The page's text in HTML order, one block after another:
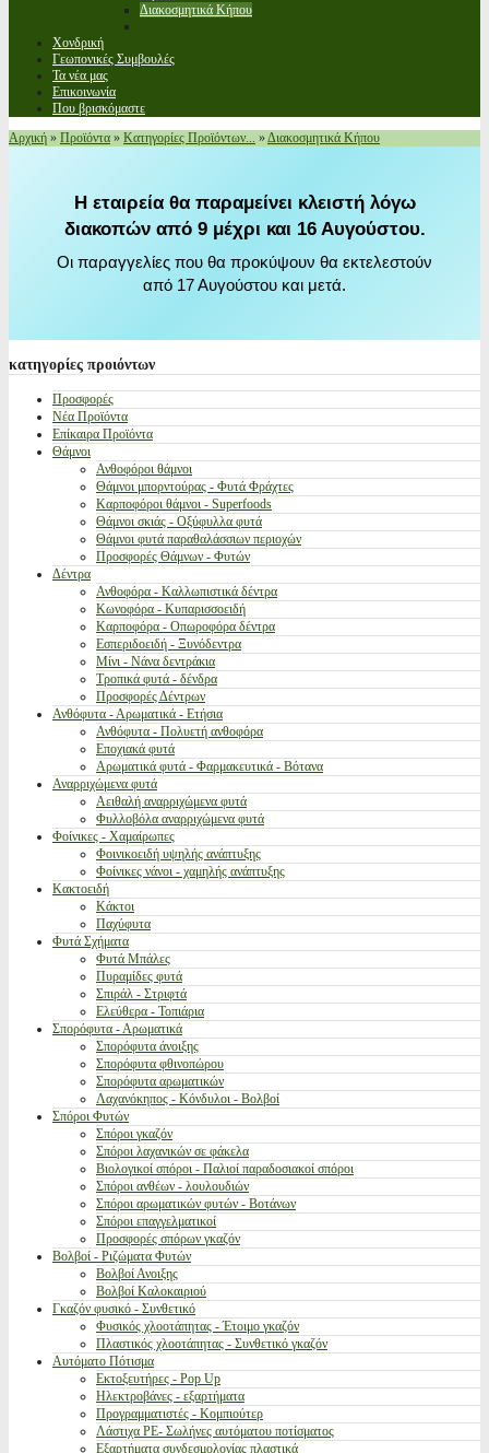
Διακοσμητικά Κήπου
Χονδρική
Γεωπονικές Συμβουλές
Τα νέα μας
Επικοινωνία
Που βρισκόμαστε
Αρχική » Προϊόντα » Κατηγορίες Προϊόντων... »Διακοσμητικά Κήπου
Η εταιρεία θα παραμείνει κλειστή λόγω
διακοπών από 9 μέχρι και 16 Αυγούστου.
Οι παραγγελίες που θα προκύψουν θα εκτελεστούν
από 17 Αυγούστου και μετά.
κατηγορίες προιόντων
Προσφορές
Νέα Προϊόντα
Επίκαιρα Προϊόντα
Θάμνοι
Ανθοφόροι θάμνοι
Θάμνοι μπορντούρας - Φυτά Φράχτες
Καρποφόροι θάμνοι - Superfoods
Θάμνοι σκιάς - Οξύφυλλα φυτά
Θάμνοι φυτά παραθαλάσσιων περιοχών
Προσφορές Θάμνων - Φυτών
Δέντρα
Ανθοφόρα - Καλλωπιστικά δέντρα
Κωνοφόρα - Κυπαρισσοειδή
Καρποφόρα - Οπωροφόρα δέντρα
Εσπεριδοειδή - Ξυνόδεντρα
Μίνι - Νάνα δεντράκια
Τροπικά φυτά - δένδρα
Προσφορές Δέντρων
Ανθόφυτα - Αρωματικά - Ετήσια
Ανθόφυτα - Πολυετή ανθοφόρα
Εποχιακά φυτά
Αρωματικά φυτά - Φαρμακευτικά - Βότανα
Αναρριχώμενα φυτά
Αειθαλή αναρριχώμενα φυτά
Φυλλοβόλα αναρριχώμενα φυτά
Φοίνικες - Χαμαίρωπες
Φοινικοειδή υψηλής ανάπτυξης
Φοίνικες νάνοι - χαμηλής ανάπτυξης
Κακτοειδή
Κάκτοι
Παχύφυτα
Φυτά Σχήματα
Φυτά Μπάλες
Πυραμίδες φυτά
Σπιράλ - Στριφτά
Ελεύθερα - Τοπιάρια
Σπορόφυτα - Αρωματικά
Σπορόφυτα άνοιξης
Σπορόφυτα φθινοπώρου
Σπορόφυτα αρωματικών
Λαχανόκηπος - Κόνδυλοι - Βολβοί
Σπόροι Φυτών
Σπόροι γκαζόν
Σπόροι λαχανικών σε φάκελα
Βιολογικοί σπόροι - Παλιοί παραδοσιακοί σπόροι
Σπόροι ανθέων - λουλουδιών
Σπόροι αρωματικών φυτών - Βοτάνων
Σπόροι επαγγελματικοί
Προσφορές σπόρων γκαζόν
Βολβοί - Ριζώματα Φυτών
Βολβοί Ανοιξης
Βολβοί Καλοκαιριού
Γκαζόν φυσικό - Συνθετικό
Φυσικός χλοοτάπητας - Έτοιμο γκαζόν
Πλαστικός χλοοτάπητας - Συνθετικό γκαζόν
Αυτόματο Πότισμα
Εκτοξευτήρες - Pop Up
Ηλεκτροβάνες - εξαρτήματα
Προγραμματιστές - Κομπιούτερ
Λάστιχα PE- Σωλήνες αυτόματου ποτίσματος
Εξαρτήματα συνδεσμολογίας πλαστικά